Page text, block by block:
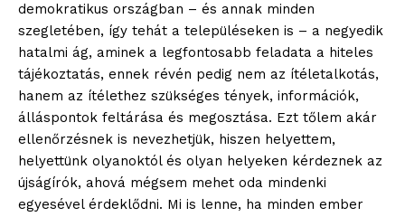
demokratikus országban – és annak minden
szegletében, így tehát a településeken is – a negyedik
hatalmi ág, aminek a legfontosabb feladata a hiteles
tájékoztatás, ennek révén pedig nem az ítéletalkotás,
hanem az ítélethez szükséges tények, információk,
álláspontok feltárása és megosztása. Ezt tőlem akár
ellenőrzésnek is nevezhetjük, hiszen helyettem,
helyettünk olyanoktól és olyan helyeken kérdeznek az
újságírók, ahová mégsem mehet oda mindenki
egyesével érdeklődni. Mi is lenne, ha minden ember